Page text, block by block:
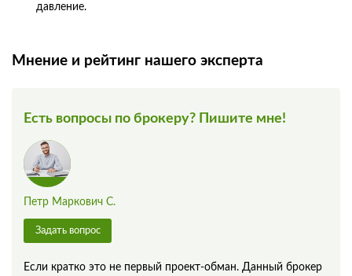
давление.
Мнение и рейтинг нашего эксперта
Есть вопросы по брокеру? Пишите мне!
Петр Маркович С.
Задать вопрос
Если кратко это не первый проект-обман. Данный брокер